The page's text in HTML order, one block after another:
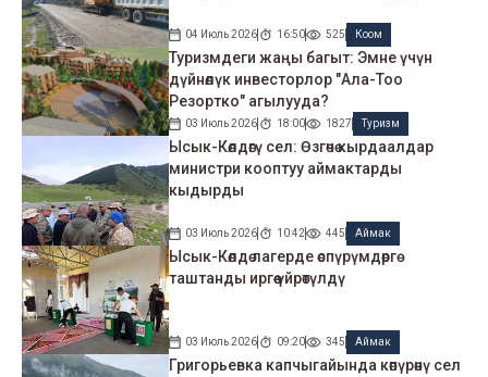
04 Июль 2026 16:50 525 Коом
Туризмдеги жаңы багыт: Эмне үчүн
дүйнөлүк инвесторлор "Ала-Тоо
Резортко" агылууда?
03 Июль 2026 18:00 1827 Туризм
Ысык-Көлдөгү сел: Өзгөчө кырдаалдар
министри кооптуу аймактарды
кыдырды
03 Июль 2026 10:42 445 Аймак
Ысык-Көлдө лагерде өспүрүмдөргө
таштанды иргөө үйрөтүлдү
03 Июль 2026 09:20 345 Аймак
Григорьевка капчыгайында көпүрөнү сел